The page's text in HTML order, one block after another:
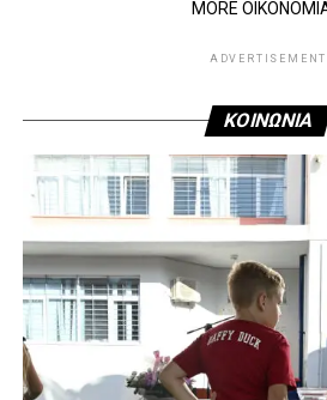
MORE
ADVERTISEMENT
ΚΟΙΝΩΝΙΑ